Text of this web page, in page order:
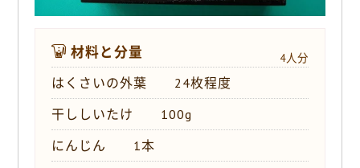
材料と分量 4人分
はくさいの外葉 24枚程度
干ししいたけ 100g
にんじん 1本